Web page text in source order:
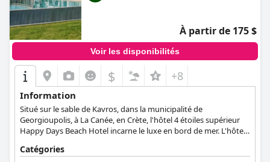
À partir de 175 $
Voir les disponibilités
$ +8
Information
Situé sur le sable de Kavros, dans la municipalité de
Georgioupolis, à La Canée, en Crète, l'hôtel 4 étoiles supérieur
Happy Days Beach Hotel incarne le luxe en bord de mer. L'hôtel
remarquable sur la majesté des montagnes, la sérénité de la
Catégories